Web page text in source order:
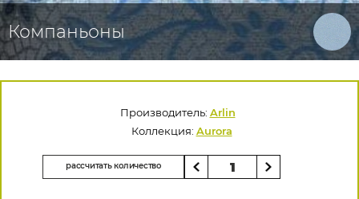
Компаньоны
Производитель: Arlin
Коллекция: Aurora
рассчитать количество